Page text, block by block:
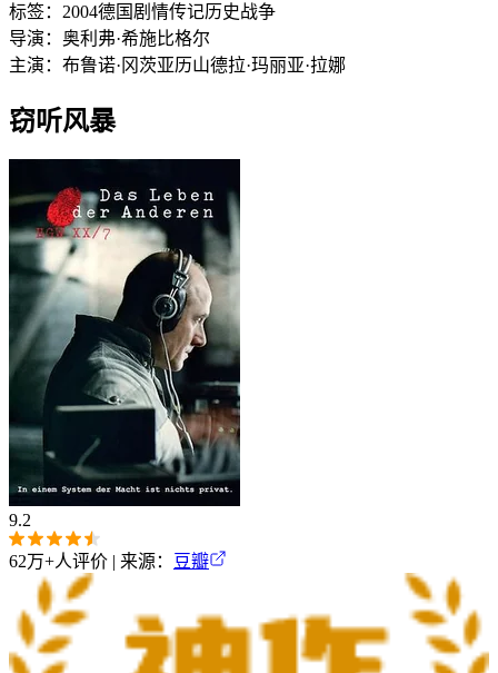
标签： 2004德国 剧情传记历史战争
导演： 奥利弗·希施比格尔
主演： 布鲁诺·冈茨亚历山德拉·玛丽亚·拉娜
窃听风暴
9.2
62万+人评价 | 来源： 豆瓣